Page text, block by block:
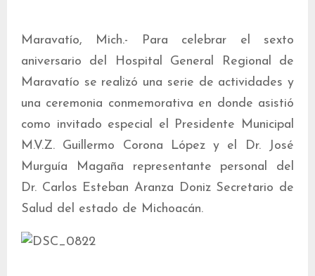
Maravatío, Mich.- Para celebrar el sexto
aniversario del Hospital General Regional de
Maravatío se realizó una serie de actividades y
una ceremonia conmemorativa en donde asistió
como invitado especial el Presidente Municipal
M.V.Z. Guillermo Corona López y el Dr. José
Murguía Magaña representante personal del
Dr. Carlos Esteban Aranza Doniz Secretario de
Salud del estado de Michoacán.